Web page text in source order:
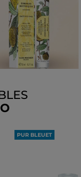
PUR BLEUET